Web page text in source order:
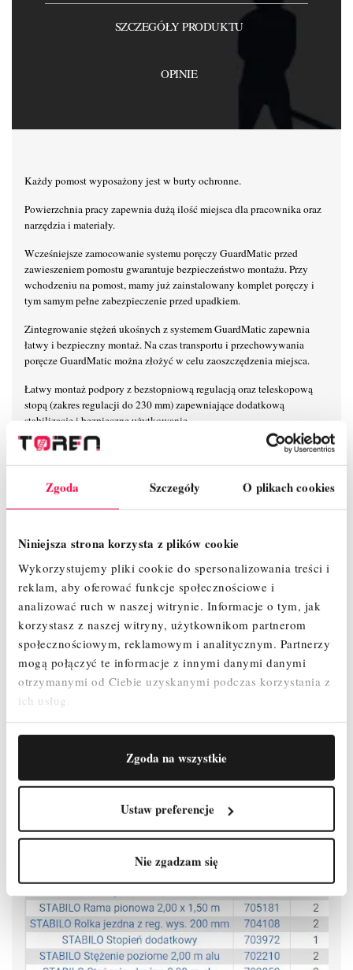
Zgoda Szczegóły O plikach cookies
Niniejsza strona korzysta z plików cookie
Wykorzystujemy pliki cookie do spersonalizowania treści i
reklam, aby oferować funkcje społecznościowe i
analizować ruch w naszej witrynie. Informacje o tym, jak
korzystasz z naszej witryny, użytkownikom partnerom
społecznościowym, reklamowym i analitycznym. Partnerzy
mogą połączyć te informacje z innymi danymi danymi
otrzymanymi od Ciebie uzyskanymi podczas korzystania z
ich usług.
Zgoda na wszystkie
Ustaw preferencje
Nie zgadzam się
SZCZEGÓŁY PRODUKTU
OPINIE
Każdy pomost wyposażony jest w burty ochronne.
Powierzchnia pracy zapewnia dużą ilość miejsca dla pracownika oraz
narzędzia i materiały.
Wcześniejsze zamocowanie systemu poręczy GuardMatic przed
zawieszeniem pomostu gwarantuje bezpieczeństwo montażu. Przy
wchodzeniu na pomost, mamy już zainstalowany komplet poręczy i
tym samym pełne zabezpieczenie przed upadkiem.
Zintegrowanie stężeń ukośnych z systemem GuardMatic zapewnia
łatwy i bezpieczny montaż. Na czas transportu i przechowywania
poręcze GuardMatic można złożyć w celu zaoszczędzenia miejsca.
Łatwy montaż podpory z bezstopniową regulacją oraz teleskopową
stopą (zakres regulacji do 230 mm) zapewniające dodatkową
stabilizację i bezpieczne użytkowanie.
Mocowanie poręczy 6-punktowe zapewnia maksymalną stabilność na
wysokości.
Unikalny, samoblokujący system połączeń zaciskowych KRAUSE
umożliwia łatwy, szybki i bezpieczny montaż i demontaż.
Nowoczesny i innowacyjny kształt stężeń ukośnych zapewnia
maksymalną przestrzeń użytkową na pomoście.
Maksymalna odległość pomiędzy kolejnymi pomostami wynosi 2 m
zapewniając przy tym szybki i beznarzędziowy montaż.
Rolki jezdne z regulacją wysokości (Ø 200 mm) umożliwiają
użytkowanie na nierównym podłożu (zakres regulacji: 300 - 580 mm).
Atestowane przez TÜV, nośność 200 kg/m² (grupa rusztowań 3)
według PN EN 1004-1.